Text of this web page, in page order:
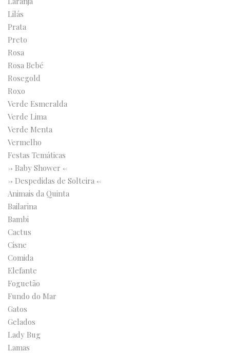
Lilás
Prata
Preto
Rosa
Rosa Bebé
Rosegold
Roxo
Verde Esmeralda
Verde Lima
Verde Menta
Vermelho
Festas Temáticas
-> Baby Shower <-
-> Despedidas de Solteira <-
Animais da Quinta
Bailarina
Bambi
Cactus
Cisne
Comida
Elefante
Foguetão
Fundo do Mar
Gatos
Gelados
Lady Bug
Lamas